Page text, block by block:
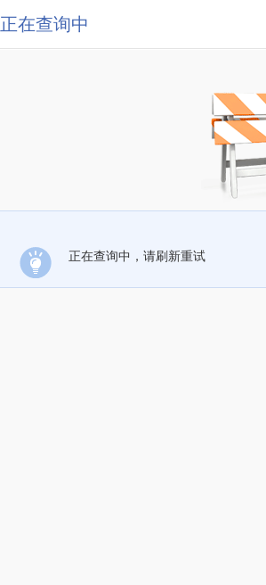
正在查询中
正在查询中，请刷新重试